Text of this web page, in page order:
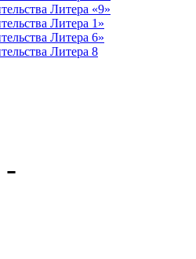
Литера «9»
Литера 1»
Литера 6»
Литера 8
-